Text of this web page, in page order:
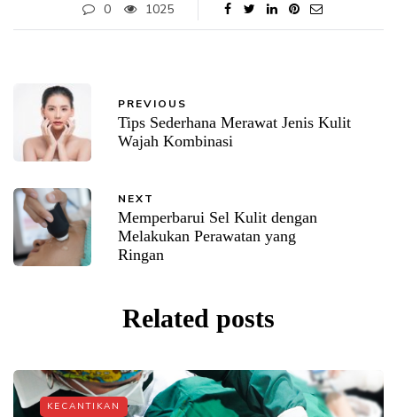
0 1025
PREVIOUS
Tips Sederhana Merawat Jenis Kulit
Wajah Kombinasi
NEXT
Memperbarui Sel Kulit dengan
Melakukan Perawatan yang
Ringan
Related posts
KECANTIKAN